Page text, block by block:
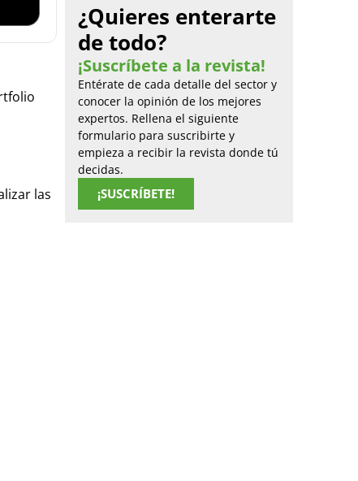
las
¿Quieres enterarte
de todo?
¡Suscríbete a la revista!
Entérate de cada detalle del sector y
conocer la opinión de los mejores
expertos. Rellena el siguiente
formulario para suscribirte y
empieza a recibir la revista donde tú
decidas.
¡SUSCRÍBETE!